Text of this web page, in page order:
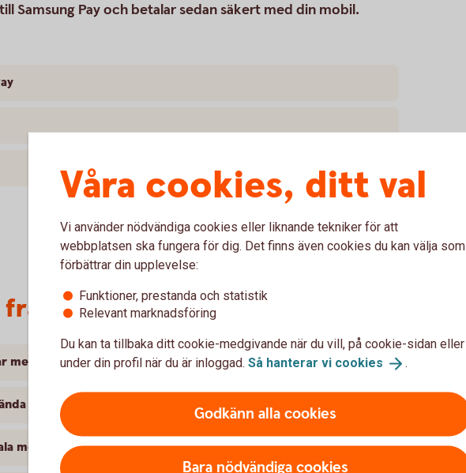
Samsung Pay och betalar sedan säkert med din mobil.
frågorna
Samsung Pay?
med Samsung Pay?
med Samsung Pay?
Våra cookies, ditt val
Vi använder nödvändiga cookies eller liknande tekniker för att
webbplatsen ska fungera för dig. Det finns även cookies du kan välja som
förbättrar din upplevelse:
Funktioner, prestanda och statistik
Relevant marknadsföring
Du kan ta tillbaka ditt cookie-medgivande när du vill, på cookie-sidan eller
under din profil när du är inloggad. Så hanterar vi cookies .
Godkänn alla cookies
Bara nödvändiga cookies